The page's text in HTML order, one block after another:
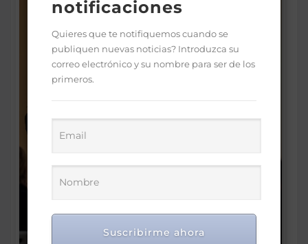
notificaciones
Quieres que te notifiquemos cuando se
publiquen nuevas noticias? Introduzca su
correo electrónico y su nombre para ser de los
primeros.
Suscribirme ahora